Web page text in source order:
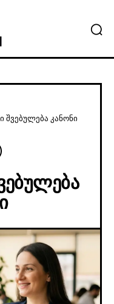
კანონი